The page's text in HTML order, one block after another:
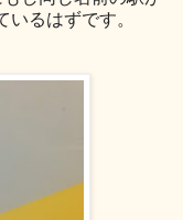
いるはずです。